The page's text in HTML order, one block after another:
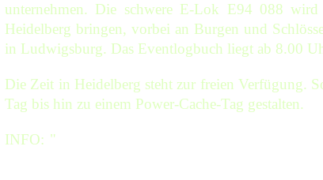
unternehmen. Die schwere E-Lok E94 088
Heidelberg bringen, vorbei an Burgen und
in Ludwigsburg. Das Eventlogbuch liegt ab 8.00
Die Zeit in Heidelberg steht zur freien Verfügung.
Tag bis hin zu einem Power-Cache-Tag gestalten.
INFO: "